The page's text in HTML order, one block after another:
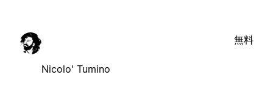
Nicolo' Tumino
無料